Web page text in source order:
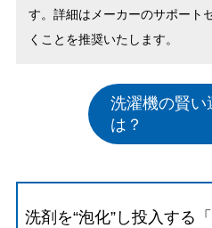
す。詳細はメーカーのサポート
くことを推奨いたします。
洗濯機の賢い
は？
洗剤を“泡化”し投入する